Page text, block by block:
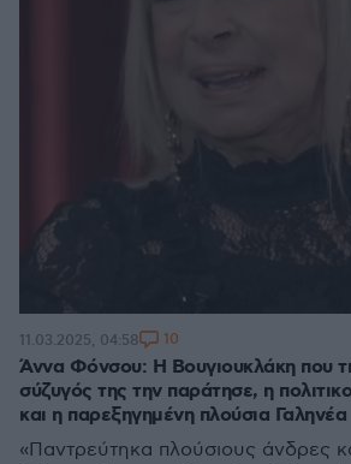
Άννα Φόνσου: Η Βουγιουκλάκη που
σύζυγός της την παράτησε, η
και η παρεξηγημένη πλούσια Γαληνέα
«Παντρεύτηκα πλούσιους άνδρες
11.03.2025, 04:58 10